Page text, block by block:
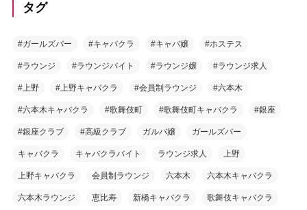
タグ
#ガールズバー #キャバクラ #キャバ嬢 #ホステス
#ラウンジ #ラウンジバイト #ラウンジ嬢 #ラウンジ求人
#上野 #上野キャバクラ #会員制ラウンジ #六本木
#六本木キャバクラ #歌舞伎町 #歌舞伎町キャバクラ #銀座
#銀座クラブ #高級クラブ ガルバ嬢 ガールズバー
キャバクラ キャバクラバイト ラウンジ求人 上野
上野キャバクラ 会員制ラウンジ 六本木 六本木キャバクラ
六本木ラウンジ 恵比寿 新橋キャバクラ 歌舞伎キャバクラ